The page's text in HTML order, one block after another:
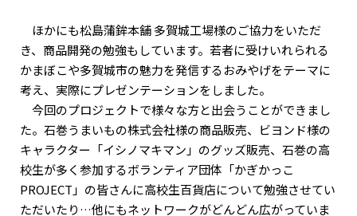
ほかにも松島蒲鉾本舗 多賀城工場様のご協力をいただ
き、商品開発の勉強もしています。若者に受けいれられる
かまぼこや多賀城市の魅力を発信するおみやげをテーマに
考え、実際にプレゼンテーションをしました。
今回のプロジェクトで様々な方と出会うことができまし
た。石巻うまいもの株式会社様の商品販売、ビヨンド様の
キャラクター「イシノマキマン」のグッズ販売、石巻の高
校生が多く参加するボランティア団体「かぎかっこ
PROJECT」の皆さんに高校生百貨店について勉強させてい
ただいたり…他にもネットワークがどんどん広がっていま